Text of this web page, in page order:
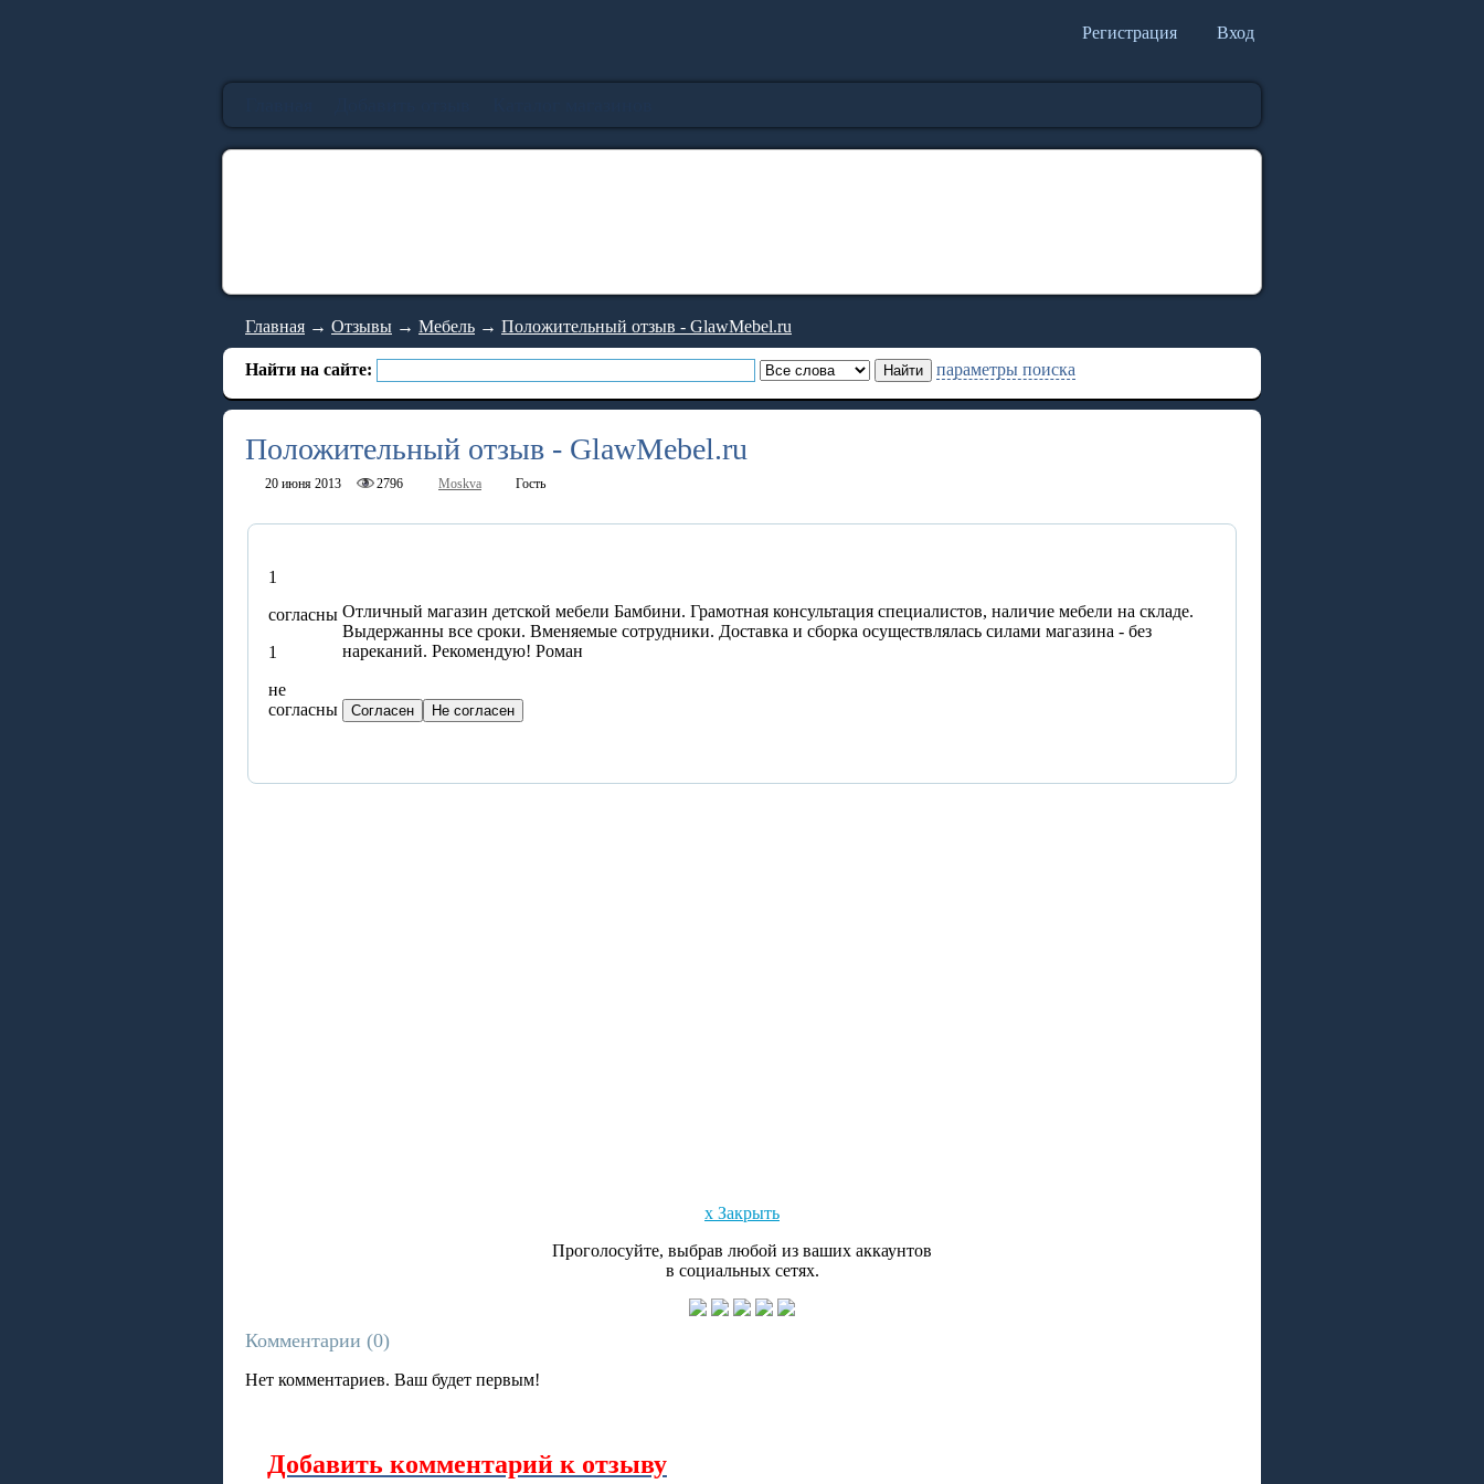
Регистрация Вход
Главная → Отзывы → Мебель → Положительный отзыв - GlawMebel.ru
Найти на сайте: параметры поиска
Положительный отзыв - GlawMebel.ru
20 июня 2013 2796 Moskva Гость
1
согласны
1
не
согласны
Отличный магазин детской мебели Бамбини. Грамотная консультация специалистов, наличие мебели на складе.
Выдержанны все сроки. Вменяемые сотрудники. Доставка и сборка осуществлялась силами магазина - без
нареканий. Рекомендую! Роман
x Закрыть
Проголосуйте, выбрав любой из ваших аккаунтов
в социальных сетях.
Комментарии (0)
Нет комментариев. Ваш будет первым!
Добавить комментарий к отзыву